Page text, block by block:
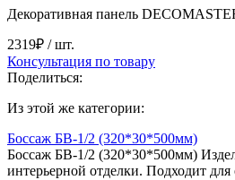
Декоративная панель
2319₽ / шт.
Консультация по товару
Поделиться:
Из этой же категории:
Боссаж БВ-1/2 (320*30*500мм)
Боссаж БВ-1/2 (320*30*500мм)
интерьерной отделки. Подходит